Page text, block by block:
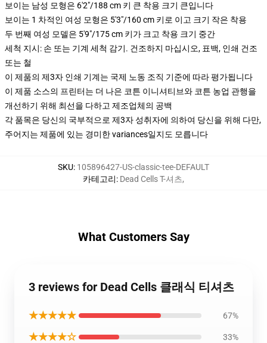
보이는 남성 모형은 6'2"/188 cm 키 큰 착용 크기 큰입니다
보이는 1 차적인 여성 모형은 5'3"/160 cm 키로 이고 크기 작은 착용
두 번째 여성 모델은 5'9"/175 cm 키가 크고 착용 크기 중간
세척 지시: 손 또는 기계 세척 감기. 건조하지 마십시오, 표백, 인쇄 건조
또는 철
이 제품의 제3자 인쇄 기계는 국제 노동 조직 기준에 따라 평가됩니다
이 제품 소스의 프린터는 더 나은 코튼 이니셔티브와 코튼 농업 관행을
개선하기 위해 최선을 다하고 제조업체의 공백
각 품목은 당신의 국부적으로 제3자 성취자에 의하여 당신을 위해 다만,
주어지는 제품에 있는 경미한 variances일지도 모릅니다
SKU: 105896427-US-classic-tee-DEFAULT
카테고리: Dead Cells T-셔츠,
What Customers Say
3 reviews for Dead Cells 클래식 티셔츠
★★★★★ 67%
★★★★☆ 33%